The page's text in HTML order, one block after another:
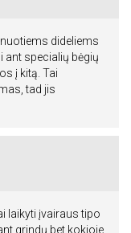
dideliems
ant specialių bėgių
į kitą. Tai
tad jis
laikyti įvairaus tipo
grindų bet kokioje